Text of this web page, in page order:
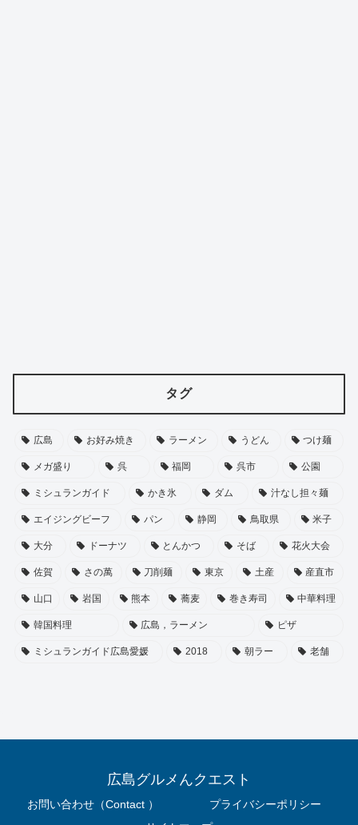
タグ
広島 お好み焼き ラーメン うどん つけ麺
メガ盛り 呉 福岡 呉市 公園
ミシュランガイド かき氷 ダム 汁なし担々麺
エイジングビーフ パン 静岡 鳥取県 米子
大分 ドーナツ とんかつ そば 花火大会
佐賀 さの萬 刀削麺 東京 土産 産直市
山口 岩国 熊本 蕎麦 巻き寿司 中華料理
韓国料理 広島，ラーメン ピザ
ミシュランガイド広島愛媛 2018 朝ラー 老舗
広島グルメんクエスト
お問い合わせ（Contact ）
プライバシーポリシー